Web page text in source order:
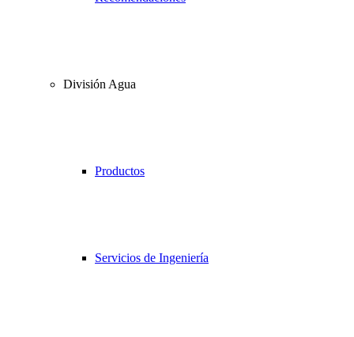
División Agua
Productos
Servicios de Ingeniería